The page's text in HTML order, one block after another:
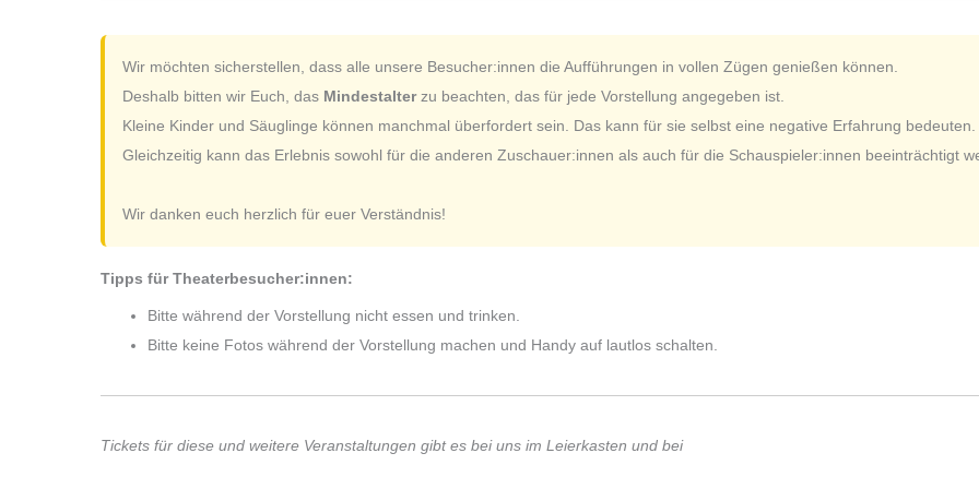
Wir möchten sicherstellen, dass alle unsere Besucher:innen die Aufführungen in vollen Zügen genießen können.
Deshalb bitten wir Euch, das Mindestalterzu beachten, das für jede Vorstellung angegeben ist.
Kleine Kinder und Säuglinge können manchmal überfordert sein. Das kann für sie selbst eine negative Erfahrung bedeuten.
Gleichzeitig kann das Erlebnis sowohl für die anderen Zuschauer:innen als auch für die Schauspieler:innen beeinträchtigt
Wir danken euch herzlich für euer Verständnis!
Tipps für Theaterbesucher:innen:
Bitte während der Vorstellung nicht essen und trinken.
Bitte keine Fotos während der Vorstellung machen und Handy auf lautlos schalten.
Tickets für diese und weitere Veranstaltungen gibt es bei uns im Leierkasten und bei